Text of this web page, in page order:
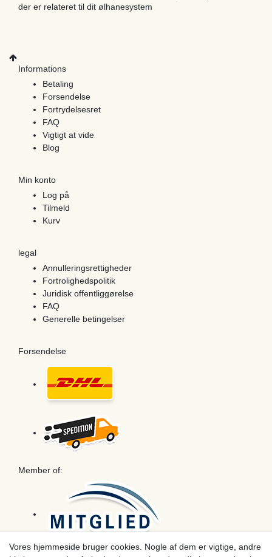
der er relateret til dit ølhanesystem
Informations
Betaling
Forsendelse
Fortrydelsesret
FAQ
Vigtigt at vide
Blog
Min konto
Log på
Tilmeld
Kurv
legal
Annulleringsrettigheder
Fortrolighedspolitik
Juridisk offentliggørelse
FAQ
Generelle betingelser
Forsendelse
Member of:
Vores hjemmeside bruger cookies. Nogle af dem er vigtige, andre